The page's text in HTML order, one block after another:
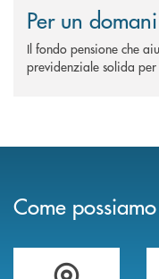
Per un
Il fondo pensione che
previdenziale solida
Come possiamo
Trova la filiale più vicina a